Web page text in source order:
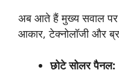
1 सोलर पैनल